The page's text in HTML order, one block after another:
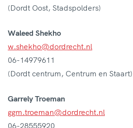
(Dordt Oost, Stadspolders)
Waleed Shekho
w.shekho@dordrecht.nl
06-14979611
(Dordt centrum, Centrum en Staart)
Garrely Troeman
ggm.troeman@dordrecht.nl
06-28555920